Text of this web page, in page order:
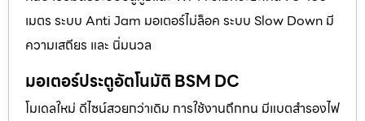
เมตร ระบบ Anti Jam มอเตอร์ไม่ล็อค ระบบ Slow Down มี
ความเสถียร และ นิ่มนวล
มอเตอร์ประตูอัตโนมัติ BSM DC
โมเดลใหม่ ดีไซน์สวยกว่าเดิม การใช้งานถึกทน มีแบตสำรองไฟ